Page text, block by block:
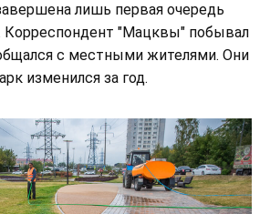
лишь первая очередь
Корреспондент "Мацквы" побывал
с местными жителями. Они
изменился за год.